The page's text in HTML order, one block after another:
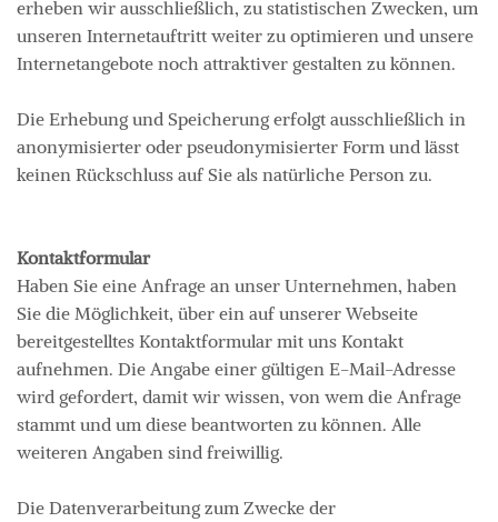
erheben wir ausschließlich, zu statistischen Zwecken, um
unseren Internetauftritt weiter zu optimieren und unsere
Internetangebote noch attraktiver gestalten zu können.
Die Erhebung und Speicherung erfolgt ausschließlich in
anonymisierter oder pseudonymisierter Form und lässt
keinen Rückschluss auf Sie als natürliche Person zu.
Kontaktformular
Haben Sie eine Anfrage an unser Unternehmen, haben
Sie die Möglichkeit, über ein auf unserer Webseite
bereitgestelltes Kontaktformular mit uns Kontakt
aufnehmen. Die Angabe einer gültigen E-Mail-Adresse
wird gefordert, damit wir wissen, von wem die Anfrage
stammt und um diese beantworten zu können. Alle
weiteren Angaben sind freiwillig.
Die Datenverarbeitung zum Zwecke der